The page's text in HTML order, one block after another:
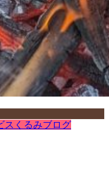
スくるみブログ